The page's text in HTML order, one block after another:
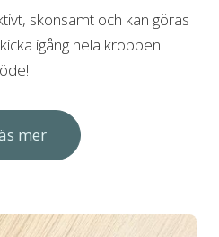
skonsamt och kan göras
igång hela kroppen
mer